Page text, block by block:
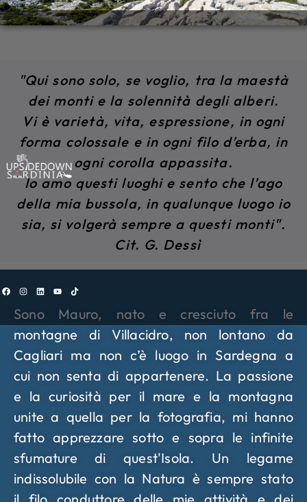
"Qui sono solo, se voglio, tra la maestà
dei monti e la solennità degli alberi.
Vi è varietà, vita, espressione, in ogni
forma colossale e in ogni filo d’erba, in
ogni corolla appassita.
Io amo questi luoghi e sento che l’ago
della mia bussola, in qualunque luogo io
sia, si volgerà sempre a questi monti".
Cit. G. Dessì
Sono Mauro, nato e cresciuto fra le
montagne di Villacidro, non lontano da
Cagliari ma non c’è luogo in Sardegna a
cui non senta di appartenere. La passione
e la curiosità per il mare e la montagna
unite a quella per la fotografia, mi hanno
fatto apprezzare sotto e sopra le infinite
sfumature di quest'Isola. Un legame
indissolubile con la Natura è sempre stato